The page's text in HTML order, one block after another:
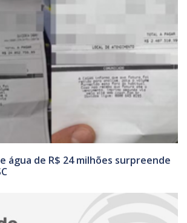
água de R$ 24 milhões surpreende